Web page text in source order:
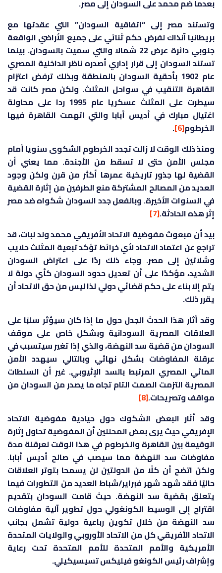
بعدما ضم محمد على السودان إلى مصر.
وتستند مصر إلى “اتفاقية السودان” التي عقدتها مع
بريطانيا آنذاك لفرض حكم ثنائي على جميع الأراضي الواقعة
جنوبي دائرة عرض 22 شمالًا والتي سميت بالسودان. بينما
تستند السودان إلى قرار إداري أصدره ناظر الداخلية المصري
عام 1902 بأحقية السودان بالمنطقة وبذلك ترفض اعتزام
القاهرة التنقيب في سواحل المثلث. ولكن مصر كانت قد
سيطرت على المثلث عسكريا عام 1995 ردا على محاولة
اغتيال مبارك في أديس أبابا والتي اتهمت القاهرة فيها
الخرطوم[6]
.
ومنذ ذلك الوقت لا زالت تجدد الخرطوم الشكوى سنويًا أمام
مجلس الأمن حتى لا تسقط من الأجندة. مما يعني أن
القضية لها جذور تاريخية عمرها أكثر من قرن ولكن وجود
العديد من المصالح المشتركة منع الطرفين من إثارة القضية
في السنوات الأخيرة. وبالفعل جدد السودان شكواه ضد مصر
إثر هذه الحادثة.[7]
بيد أن مبعوث مفوضية الاتحاد الأفريقي محمد ولد لبات، قد
تراجع عن اعتماد الاتحاد لأي خرائط تؤكد تبعية المثلث حلايب
وشلاتين إلى مصر. وجاء ذلك ردًا على اعتراض السودان
الشديد، مؤكدًا على أن تعديل حدود السودان كأي دولة لا
يتم إلا بناء على حكم قضائي دولي لذا ليس من حق الاتحاد أن
يقرر ذلك.
وقد أثار هذا الحدث الجدل حول ما إذا كان سيؤثر سلبًا على
العلاقات المصرية السودانية وبشكل خاص على موقف
السودان من قضية سد النهضة، والذي إذا تغير سيتسبب في
عرقلة المفاوضات بشكل نهائي وبالتالي سيهدد الأمن
المائي المصري المرتبط بالسد الإثيوبي. غير أن السلطات
المصرية التزمت الصمت التام تجاه ما يصدر من السودان من
مواقف وتصريحات.[8]
وقد أثار البعض الشكوك حول حيادية مفوضية الاتحاد
الإفريقي حيث يرى بعض المحللين أن المفوضية تحاول إثارة
الوقيعة بين القاهرة والخرطوم في هذا الوقت لعرقلة مدة
مفاوضات سد النهضة مما سيصب في صالح أديس أبابا.
ولكن اتضح أن كلًا من الدولتين لن يسمحا بتوتر العلاقات
حاليًا فقد شهد شهر فبراير/شباط العديد من التطورات فيما
يتعلق بقضية سد النهضة. حيث قامت السودان بتقديم
اقتراح إلى الوسيط الكونغولي حول تطوير آلية مفاوضات
سد النهضة من خلال تكوين رباعية دولية تشمل بجانب
الاتحاد الأفريقي كل من الاتحاد الأوروبي والولايات المتحدة
الأمريكية والأمم المتحدة للأمم المتحدة تحت رعاية
وإشراف رئيس الكونغو فيليكس تسيسيكيلي.